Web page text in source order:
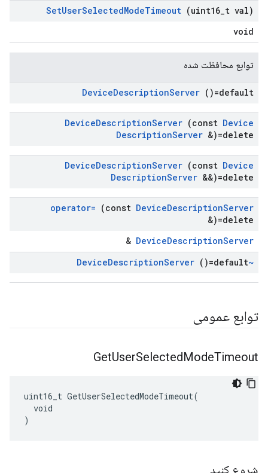
SetUserSelectedModeTimeout (uint16 t val)
void
توابع محافظت شده
DeviceDescriptionServer ()=default
DeviceDescriptionServer (const Device
DescriptionServer &)=delete
DeviceDescriptionServer (const Device
DescriptionServer &&)=delete
operator= (const DeviceDescriptionServer
&)=delete
DeviceDescriptionServer
&
~Device
DescriptionServer ()=default
توابع عمومی
GetUserSelectedModeTimeout
uint16_t GetUserSelectedModeTimeout(
  void
)
شروع کنید